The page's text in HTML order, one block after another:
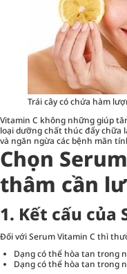
Trái cây có chứa hàm
Vitamin C không những giúp
loại dưỡng chất thúc đẩy chữa
và ngăn ngừa các bệnh mãn
Chọn
thâm cần
1. Kết cấu của
Đối vớiSerumVitamin C thì
Dạng có thể hòa tan trong
Dạng có thể hòa tan trong